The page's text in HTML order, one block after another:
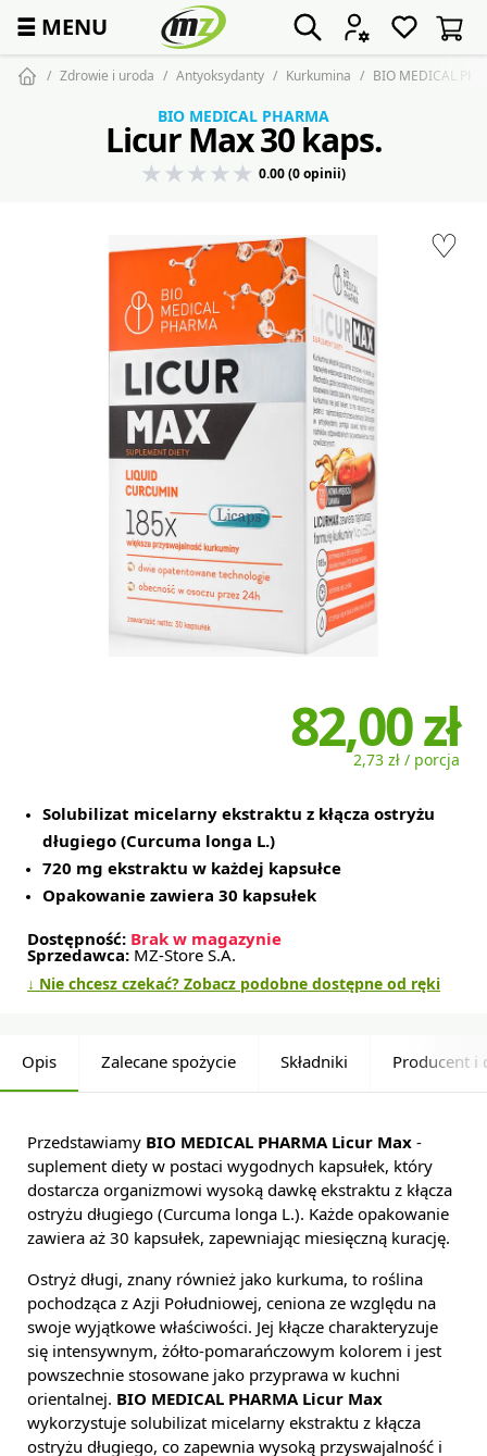
☰ MENU
Zdrowie i uroda Antyoksydanty Kurkumina BIO MEDICAL
♡
BIO MEDICAL PHARMA
Licur Max 30 kaps.
0.00 (0 opinii)
82,00 zł
2,73 zł / porcja
Solubilizat micelarny ekstraktu z kłącza ostryżu
długiego (Curcuma longa L.)
720 mg ekstraktu w każdej kapsułce
Opakowanie zawiera 30 kapsułek
Dostępność: Brak w magazynie
Sprzedawca: MZ-Store S.A.
↓ Nie chcesz czekać? Zobacz podobne dostępne od ręki
Opis Zalecane spożycie Składniki Producent i
Przedstawiamy BIO MEDICAL PHARMA Licur Max -
suplement diety w postaci wygodnych kapsułek, który
dostarcza organizmowi wysoką dawkę ekstraktu z kłącza
ostryżu długiego (Curcuma longa L.). Każde opakowanie
zawiera aż 30 kapsułek, zapewniając miesięczną kurację.
Ostryż długi, znany również jako kurkuma, to roślina
pochodząca z Azji Południowej, ceniona ze względu na
swoje wyjątkowe właściwości. Jej kłącze charakteryzuje
się intensywnym, żółto-pomarańczowym kolorem i jest
powszechnie stosowane jako przyprawa w kuchni
orientalnej. BIO MEDICAL PHARMA Licur Max
wykorzystuje solubilizat micelarny ekstraktu z kłącza
ostryżu długiego, co zapewnia wysoką przyswajalność i